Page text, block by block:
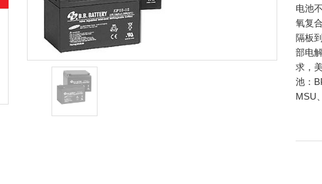
电池
氧复
隔板
部电
求，
池：
MSU